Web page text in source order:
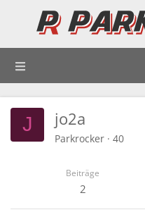
J jo2a
Parkrocker · 40
Beiträge
2